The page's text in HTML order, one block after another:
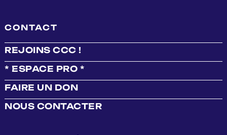
CONTACT
REJOINS CCC !
* ESPACE PRO *
FAIRE UN DON
NOUS CONTACTER